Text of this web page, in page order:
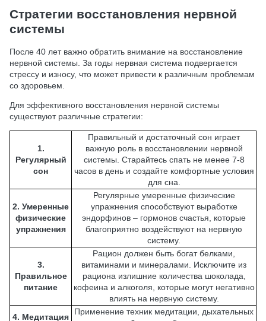
Стратегии восстановления нервной
системы
После 40 лет важно обратить внимание на восстановление
нервной системы. За годы нервная система подвергается
стрессу и износу, что может привести к различным проблемам
со здоровьем.
Для эффективного восстановления нервной системы
существуют различные стратегии:
1.
Регулярный
сон
Правильный и достаточный сон играет
важную роль в восстановлении нервной
системы. Старайтесь спать не менее 7-8
часов в день и создайте комфортные условия
для сна.
2. Умеренные
физические
упражнения
Регулярные умеренные физические
упражнения способствуют выработке
эндорфинов – гормонов счастья, которые
благоприятно воздействуют на нервную
систему.
3.
Правильное
питание
Рацион должен быть богат белками,
витаминами и минералами. Исключите из
рациона излишние количества шоколада,
кофеина и алкоголя, которые могут негативно
влиять на нервную систему.
4. Медитация
Применение техник медитации, дыхательных